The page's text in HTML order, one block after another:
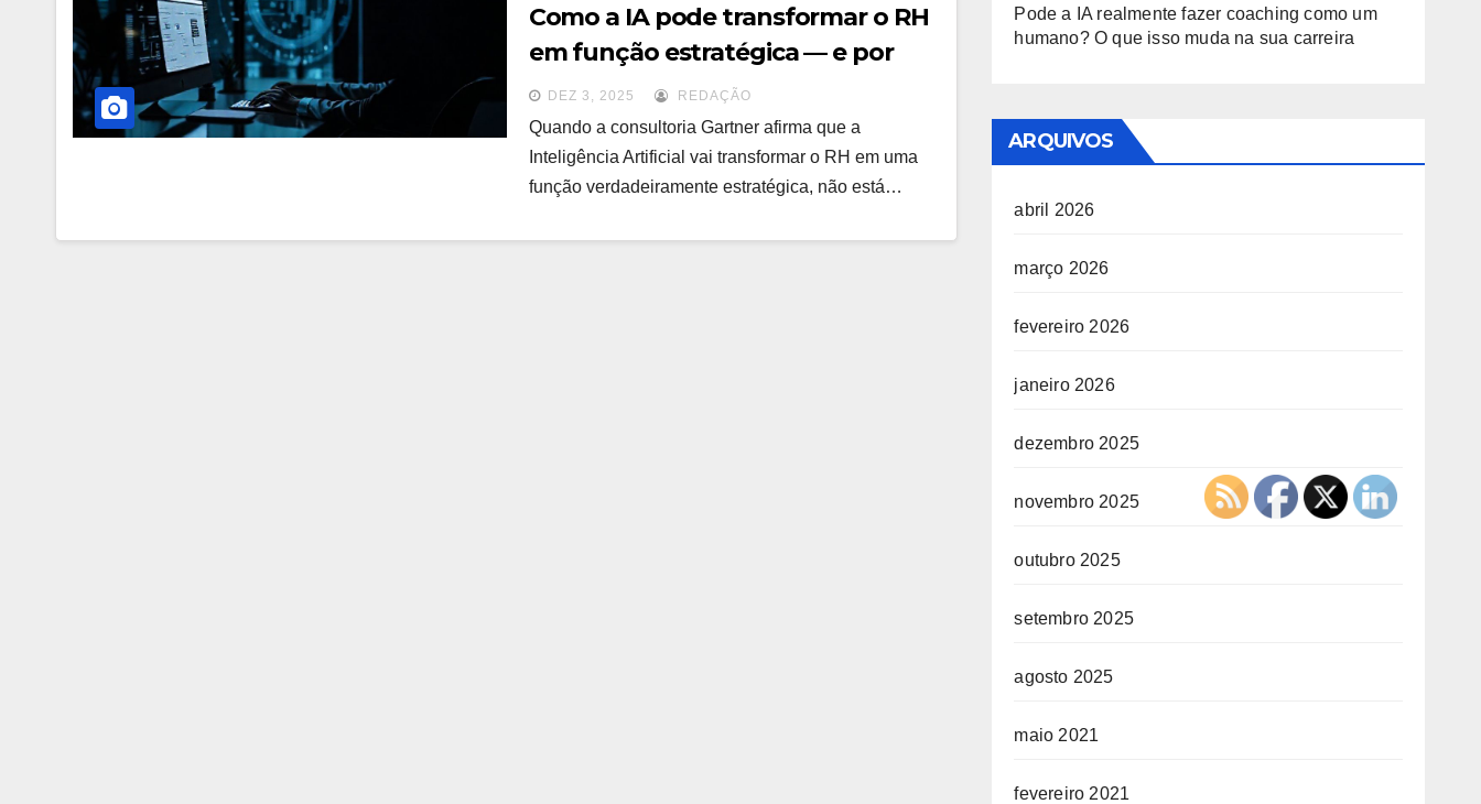
Como a IA pode transformar o RH
em função estratégica — e por
que isso exige mais humanidade,
não menos
DEZ 3, 2025 REDAÇÃO
Quando a consultoria Gartner afirma que a
Inteligência Artificial vai transformar o RH em uma
função verdadeiramente estratégica, não está…
Pode a IA realmente fazer coaching como um
humano? O que isso muda na sua carreira
ARQUIVOS
abril 2026
março 2026
fevereiro 2026
janeiro 2026
dezembro 2025
novembro 2025
outubro 2025
setembro 2025
agosto 2025
maio 2021
fevereiro 2021